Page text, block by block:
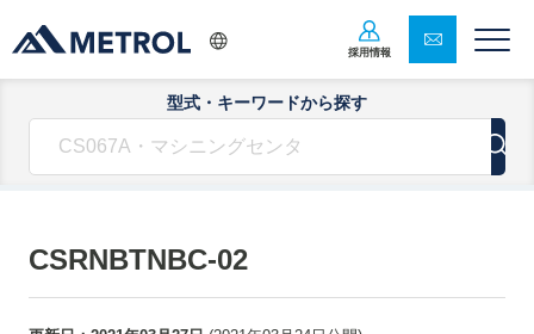
採用情報
型式・キーワードから探す
CSRNBTNBC-02